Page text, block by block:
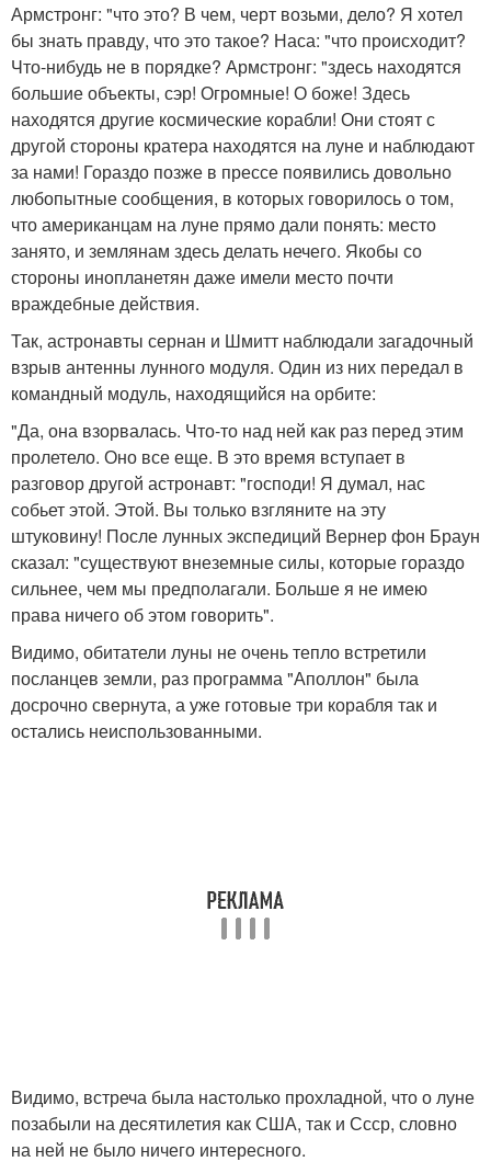
Армстронг: "что это? В чем, черт возьми, дело? Я хотел
бы знать правду, что это такое? Наса: "что происходит?
Что-нибудь не в порядке? Армстронг: "здесь находятся
большие объекты, сэр! Огромные! О боже! Здесь
находятся другие космические корабли! Они стоят с
другой стороны кратера находятся на луне и наблюдают
за нами! Гораздо позже в прессе появились довольно
любопытные сообщения, в которых говорилось о том,
что американцам на луне прямо дали понять: место
занято, и землянам здесь делать нечего. Якобы со
стороны инопланетян даже имели место почти
враждебные действия.
Так, астронавты сернан и Шмитт наблюдали загадочный
взрыв антенны лунного модуля. Один из них передал в
командный модуль, находящийся на орбите:
"Да, она взорвалась. Что-то над ней как раз перед этим
пролетело. Оно все еще. В это время вступает в
разговор другой астронавт: "господи! Я думал, нас
собьет этой. Этой. Вы только взгляните на эту
штуковину! После лунных экспедиций Вернер фон Браун
сказал: "существуют внеземные силы, которые гораздо
сильнее, чем мы предполагали. Больше я не имею
права ничего об этом говорить".
Видимо, обитатели луны не очень тепло встретили
посланцев земли, раз программа "Аполлон" была
досрочно свернута, а уже готовые три корабля так и
остались неиспользованными.
Видимо, встреча была настолько прохладной, что о луне
позабыли на десятилетия как США, так и Ссср, словно
на ней не было ничего интересного.